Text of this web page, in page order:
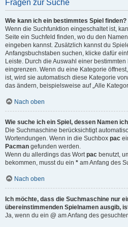
Fragen zur Suche
Wie kann ich ein bestimmtes Spiel finden?
Wenn die Suchfunktion eingeschaltet ist,
Seite ein Suchfeld finden, wo du den
eingeben kannst. Zusätzlich kannst du
Anfangsbuchstaben suchen, klicke dafür
Leiste. Durch die Auswahl einer
eingrenzen. Wenn du eine Kategorie
ist, wird sie automatisch diese Kategorie
das ändern, beispielsweise auf „Alle
Nach oben
Wie suche ich ein Spiel, dessen Namen
Die Suchmaschine berücksichtigt
Wortendungen. Wenn in die Suchbox pac
Pacman gefunden werden.
Wenn du allerdings das Wort pac benutzt,
bekommen, musst du ein * am Anfang des
Nach oben
Ich möchte, dass die Suchmaschine nur
übereinstimmenden Spielnamen ausgib,
Ja, wenn du ein @ am Anfang des